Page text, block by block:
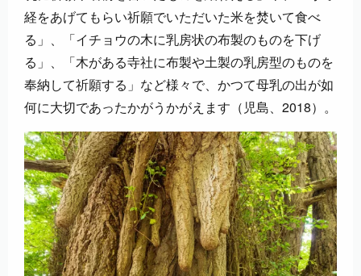
経をあげてもらい祈願でいただいた米を焚いて食べ
る」、「イチョウの木に乳房状の布製のものを下げ
る」、「木がある寺社に布製や土製の乳房型のものを
奉納して祈願する」など様々で、かつて母乳の出が如
何に大切であったかがうかがえます（児島、2018）。